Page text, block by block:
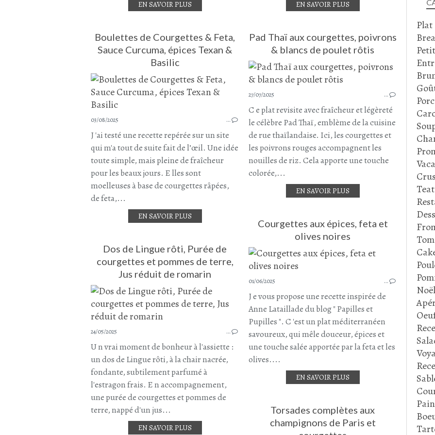
EN SAVOIR PLUS
EN SAVOIR PLUS
Boulettes de Courgettes & Feta,
Sauce Curcuma, épices Texan &
Basilic
COURGETTE
BOULETTES DE COURGETTES
FETA
OEUF
LÉGUMES
ACCOMPAGNEMENT
03/08/2025 …
J 'ai testé une recette repérée sur un site
qui m'a tout de suite fait de l’œil. Une idée
toute simple, mais pleine de fraîcheur
pour les beaux jours. E lles sont
moelleuses à base de courgettes râpées,
de feta,...
EN SAVOIR PLUS
Pad Thaï aux courgettes, poivrons
& blancs de poulet rôtis
27/07/2025 …
C e plat revisite avec fraîcheur et légèreté
le célèbre Pad Thaï, emblème de la cuisine
de rue thaïlandaise. Ici, les courgettes et
les poivrons rouges accompagnent les
nouilles de riz. Cela apporte une touche
colorée,...
EN SAVOIR PLUS
Courgettes aux épices, feta et
olives noires
01/06/2025 …
J e vous propose une recette inspirée de
Anne Lataillade du blog " Papilles et
Pupilles ". C 'est un plat méditerranéen
savoureux, qui mêle douceur, épices et
une touche salée apportée par la feta et les
olives....
EN SAVOIR PLUS
Dos de Lingue rôti, Purée de
courgettes et pommes de terre,
Jus réduit de romarin
CRUSTACÉS - POISSONS
LINGUE
PLAT COMPLET
PURÉE
POMMES DE TERRE
MAI 2025
24/05/2025 …
U n vrai moment de bonheur à l'assiette :
un dos de Lingue rôti, à la chair nacrée,
fondante, subtilement parfumé à
l'estragon frais. E n accompagnement,
une purée de courgettes et pommes de
terre, nappé d'un jus...
EN SAVOIR PLUS
Torsades complètes aux
champignons de Paris et
Porc
Noël